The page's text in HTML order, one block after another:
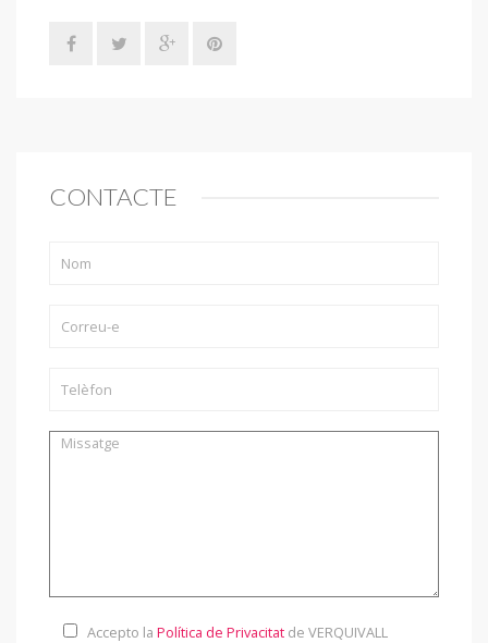
CONTACTE
Accepto laPolítica de Privacitat de VERQUIVALL